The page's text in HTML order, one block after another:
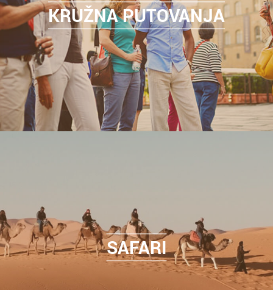
KRUŽNA PUTOVANJA
SAFARI